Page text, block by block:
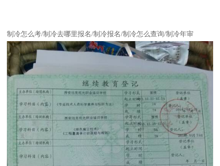
制冷怎么考/制冷去哪里报名/制冷报名/制冷怎么查询/制冷年审